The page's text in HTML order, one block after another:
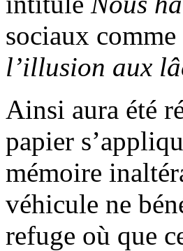
sociaux comme
l’illusion aux
Ainsi aura été
papier
mémoire
véhicule ne
refuge où que